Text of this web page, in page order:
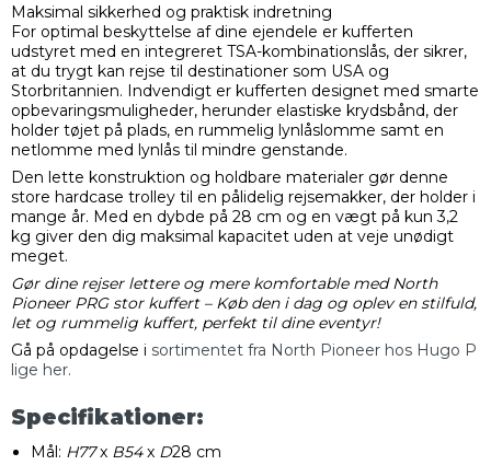
Maksimal sikkerhed og praktisk indretning
For optimal beskyttelse af dine ejendele er kufferten
udstyret med en integreret TSA-kombinationslås, der sikrer,
at du trygt kan rejse til destinationer som USA og
Storbritannien. Indvendigt er kufferten designet med smarte
opbevaringsmuligheder, herunder elastiske krydsbånd, der
holder tøjet på plads, en rummelig lynlåslomme samt en
netlomme med lynlås til mindre genstande.
Den lette konstruktion og holdbare materialer gør denne
store hardcase trolley til en pålidelig rejsemakker, der holder i
mange år. Med en dybde på 28 cm og en vægt på kun 3,2
kg giver den dig maksimal kapacitet uden at veje unødigt
meget.
Gør dine rejser lettere og mere komfortable med North
Pioneer PRG stor kuffert – Køb den i dag og oplev en stilfuld,
let og rummelig kuffert, perfekt til dine eventyr!
Gå på opdagelse i sortimentet fra North Pioneer hos Hugo P
lige her.
Specifikationer:
Mål: H77x B54x D28 cm